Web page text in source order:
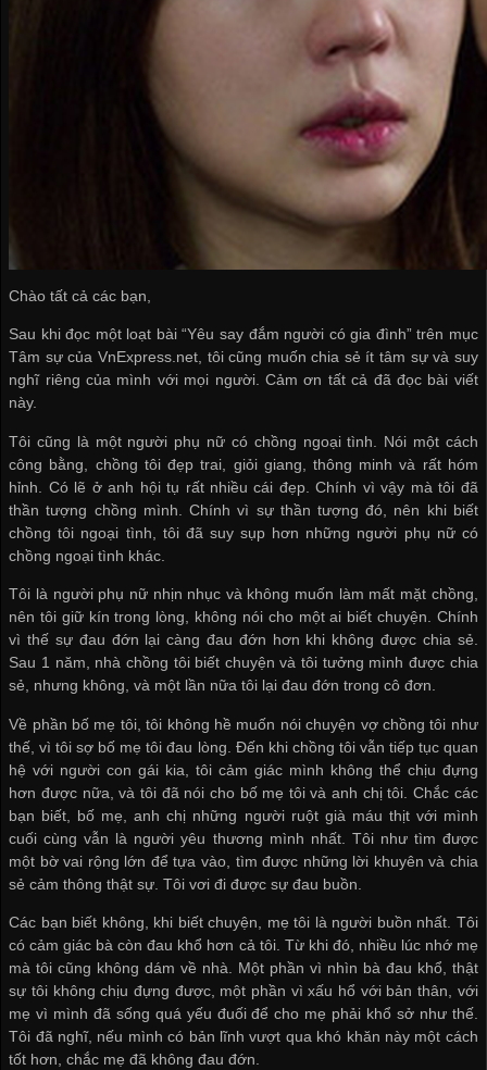
Chào tất cả các bạn,
Sau khi đọc một loạt bài “Yêu say đắm người có gia đình” trên mục
Tâm sự của VnExpress.net, tôi cũng muốn chia sẻ ít tâm sự và suy
nghĩ riêng của mình với mọi người. Cảm ơn tất cả đã đọc bài viết
này.
Tôi cũng là một người phụ nữ có chồng ngoại tình. Nói một cách
công bằng, chồng tôi đẹp trai, giỏi giang, thông minh và rất hóm
hỉnh. Có lẽ ở anh hội tụ rất nhiều cái đẹp. Chính vì vậy mà tôi đã
thần tượng chồng mình. Chính vì sự thần tượng đó, nên khi biết
chồng tôi ngoại tình, tôi đã suy sụp hơn những người phụ nữ có
chồng ngoại tình khác.
Tôi là người phụ nữ nhịn nhục và không muốn làm mất mặt chồng,
nên tôi giữ kín trong lòng, không nói cho một ai biết chuyện. Chính
vì thế sự đau đớn lại càng đau đớn hơn khi không được chia sẻ.
Sau 1 năm, nhà chồng tôi biết chuyện và tôi tưởng mình được chia
sẻ, nhưng không, và một lần nữa tôi lại đau đớn trong cô đơn.
Về phần bố mẹ tôi, tôi không hề muốn nói chuyện vợ chồng tôi như
thế, vì tôi sợ bố mẹ tôi đau lòng. Đến khi chồng tôi vẫn tiếp tục quan
hệ với người con gái kia, tôi cảm giác mình không thể chịu đựng
hơn được nữa, và tôi đã nói cho bố mẹ tôi và anh chị tôi. Chắc các
bạn biết, bố mẹ, anh chị những người ruột già máu thịt với mình
cuối cùng vẫn là người yêu thương mình nhất. Tôi như tìm được
một bờ vai rộng lớn để tựa vào, tìm được những lời khuyên và chia
sẻ cảm thông thật sự. Tôi vơi đi được sự đau buồn.
Các bạn biết không, khi biết chuyện, mẹ tôi là người buồn nhất. Tôi
có cảm giác bà còn đau khổ hơn cả tôi. Từ khi đó, nhiều lúc nhớ mẹ
mà tôi cũng không dám về nhà. Một phần vì nhìn bà đau khổ, thật
sự tôi không chịu đựng được, một phần vì xấu hổ với bản thân, với
mẹ vì mình đã sống quá yếu đuối để cho mẹ phải khổ sở như thế.
Tôi đã nghĩ, nếu mình có bản lĩnh vượt qua khó khăn này một cách
tốt hơn, chắc mẹ đã không đau đớn.